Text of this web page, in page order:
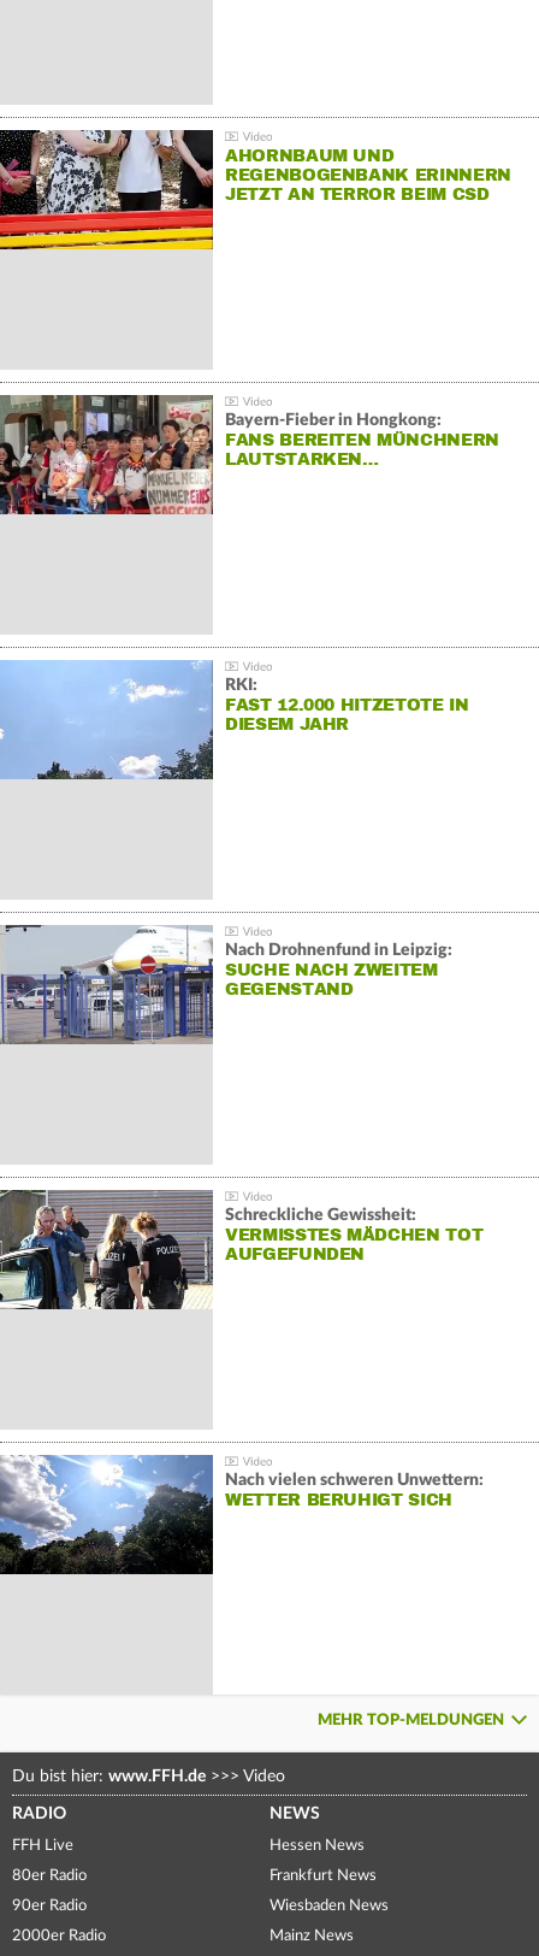
AHORNBAUM UND
REGENBOGENBANK ERINNERN
JETZT AN TERROR BEIM CSD
Bayern-Fieber in Hongkong:
FANS BEREITEN MÜNCHNERN
LAUTSTARKEN…
RKI:
FAST 12.000 HITZETOTE IN
DIESEM JAHR
Nach Drohnenfund in Leipzig:
SUCHE NACH ZWEITEM
GEGENSTAND
Schreckliche Gewissheit:
VERMISSTES MÄDCHEN TOT
AUFGEFUNDEN
Nach vielen schweren Unwettern:
WETTER BERUHIGT SICH
MEHR TOP-MELDUNGEN
Du bist hier: www.FFH.de >>> Video
RADIO
FFH Live
80er Radio
90er Radio
2000er Radio
NEWS
Hessen News
Frankfurt News
Wiesbaden News
Mainz News